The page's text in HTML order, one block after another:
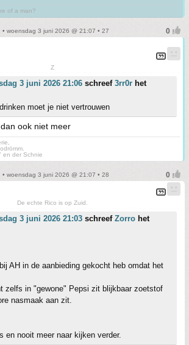
of a man?
• woensdag 3 juni 2026 @ 21:07 • 27
Z
3 juni 2026 21:06 schreef 3rr0r het
moet je niet vertrouwen
ook niet meer
en der Schnie
• woensdag 3 juni 2026 @ 21:07 • 28
De echte Rico is op Zuid.
3 juni 2026 21:03 schreef Zorro het
AH in de aanbieding gekocht heb omdat het
zelfs in "gewone" Pepsi zit blijkbaar zoetstof
nasmaak aan zit.
en nooit meer naar kijken verder.